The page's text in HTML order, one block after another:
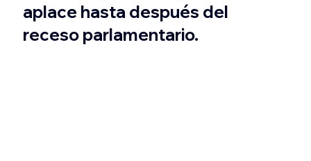
aplace hasta después del
receso parlamentario.